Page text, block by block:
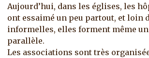
Aujourd’hui, dans les églises, les
ont essaimé un peu partout, et loin
informelles, elles forment même un
parallèle.
Les associations sont très